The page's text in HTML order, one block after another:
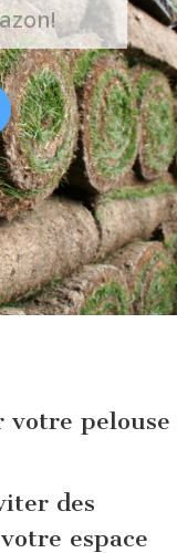
votre pelouse
des
espace
for